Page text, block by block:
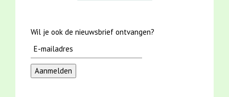
Wil je ook de nieuwsbrief ontvangen?